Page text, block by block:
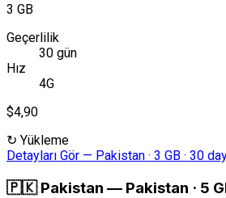
3 GB
Geçerlilik
30 gün
Hız
4G
$4,90
↻ Yükleme
Detayları Gör — Pakistan · 3 GB · 30
🇵🇰 Pakistan — Pakistan · 5